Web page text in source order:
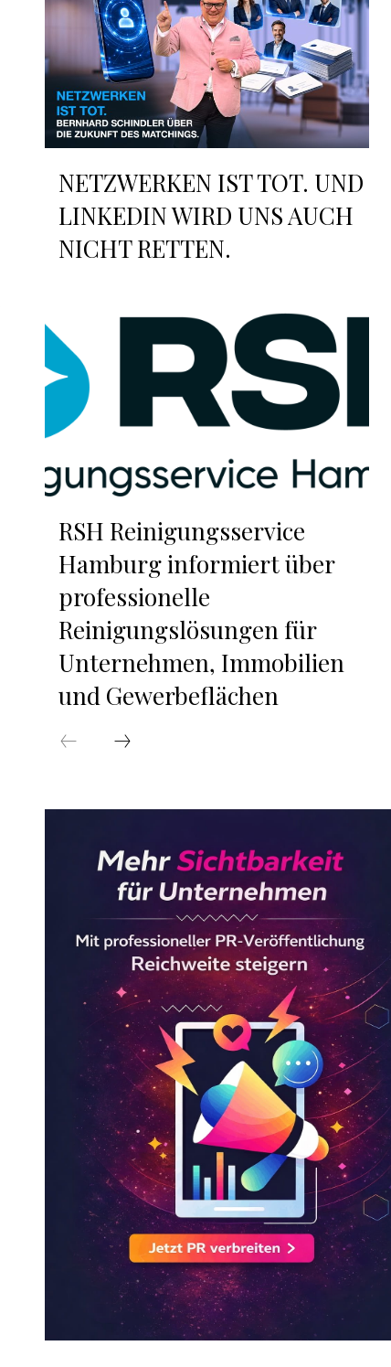
NETZWERKEN IST TOT. UND
LINKEDIN WIRD UNS AUCH
NICHT RETTEN.
RSH Reinigungsservice
Hamburg informiert über
professionelle
Reinigungslösungen für
Unternehmen, Immobilien
und Gewerbeflächen